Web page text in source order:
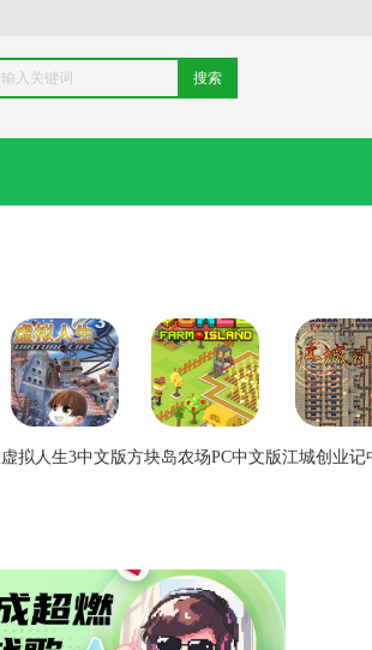
搜索
虚拟人生3中文版方块岛农场PC中文版江城创业记